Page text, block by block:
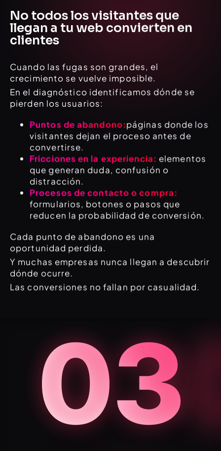
No todos los visitantes que
llegan a tu web convierten en
clientes
Cuando las fugas son grandes, el
crecimiento se vuelve imposible.
En el diagnóstico identificamos dónde se
pierden los usuarios:
Puntos de abandono:páginas donde los
visitantes dejan el proceso antes de
convertirse.
Fricciones en la experiencia: elementos
que generan duda, confusión o
distracción.
Procesos de contacto o compra:
formularios, botones o pasos que
reducen la probabilidad de conversión.
Cada punto de abandono es una
oportunidad perdida.
Y muchas empresas nunca llegan a descubrir
dónde ocurre.
Las conversiones no fallan por casualidad.
03